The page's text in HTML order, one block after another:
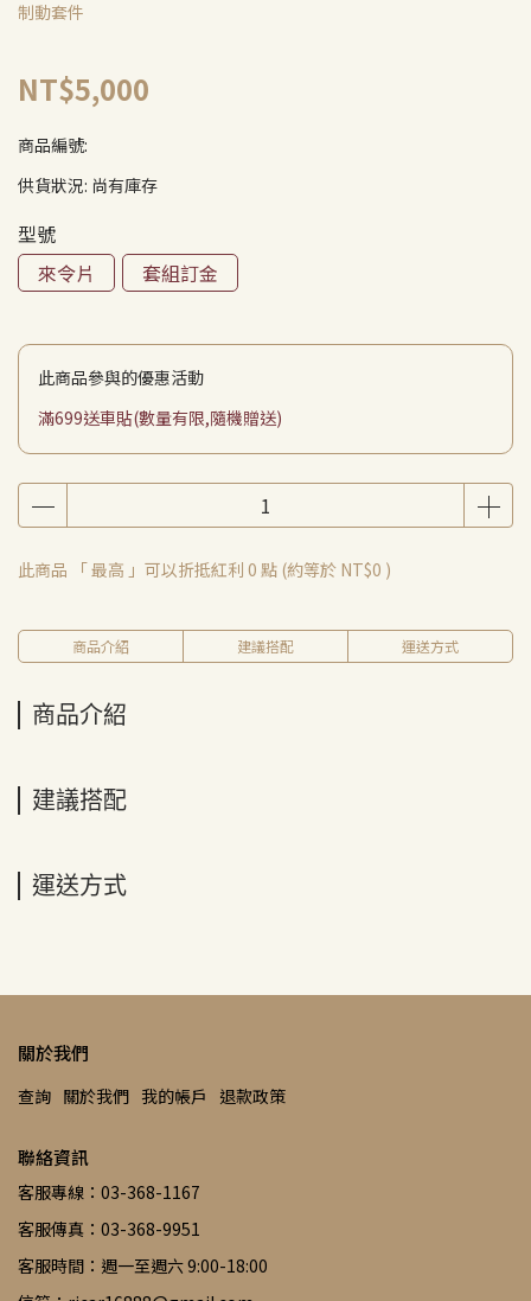
制動套件
NT$5,000
商品編號:
供貨狀況: 尚有庫存
型號
來令片
套組訂金
此商品參與的優惠活動
滿699送車貼(數量有限,隨機贈送)
此商品 「 最高 」可以折抵紅利 0 點 (約等於 NT$0 )
商品介紹 建議搭配 運送方式
商品介紹
建議搭配
運送方式
關於我們
查詢 關於我們 我的帳戶 退款政策
聯絡資訊
客服專線：03-368-1167
客服傳真：03-368-9951
客服時間：週一至週六 9:00-18:00